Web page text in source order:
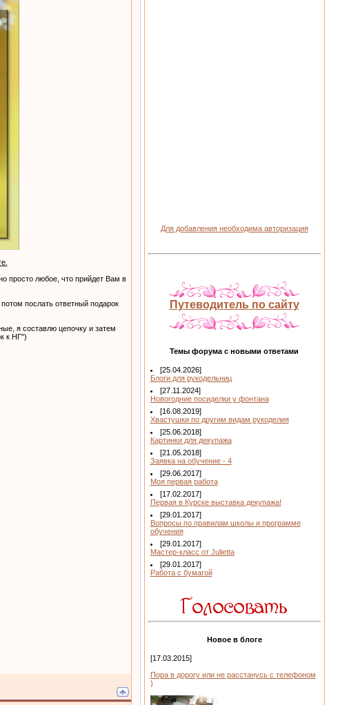
просто любое, что прийдет Вам в
послать ответный подарок
я составлю цепочку и затем
к НГ")
Для добавления необходима авторизация
Путеводитель по сайту
Темы форума с новыми ответами
[25.04.2026]
Блоги для рукодельниц
[27.11.2024]
Новогодние посиделки у фонтана
[16.08.2019]
Хвастушки по другим видам рукоделия
[25.06.2018]
Картинки для декупажа
[21.05.2018]
Заявка на обучение - 4
[29.06.2017]
Моя первая работа
[17.02.2017]
Первая в Курске выставка декупажа!
[29.01.2017]
Вопросы по правилам школы и программе
обучения
[29.01.2017]
Мастер-класс от Julietta
[29.01.2017]
Работа с бумагой
Новое в блоге
[17.03.2015]
Пора в дорогу или не расстанусь с телефоном
)